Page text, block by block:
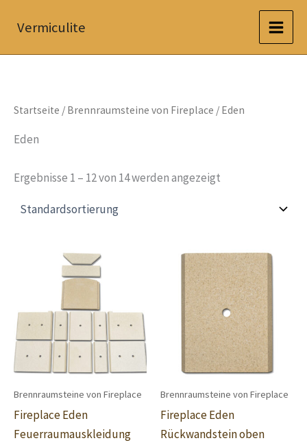
InhaltVermiculite
Startseite / Brennraumsteine von Fireplace / Eden
Eden
Ergebnisse 1 – 12 von 14 werden angezeigt
Brennraumsteine von Fireplace
Fireplace Eden
Feuerraumauskleidung
Brennraumsteine von Fireplace
Fireplace Eden
Rückwandstein oben